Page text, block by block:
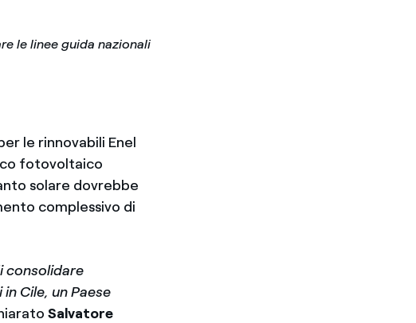
le linee guida nazionali
le rinnovabili Enel
fotovoltaico
solare dovrebbe
complessivo di
consolidare
Cile, un Paese
Salvatore